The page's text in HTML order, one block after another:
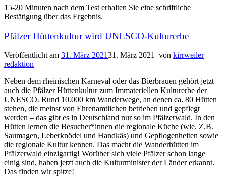
15-20 Minuten nach dem Test erhalten Sie eine schriftliche
Bestätigung über das Ergebnis.
Pfälzer Hüttenkultur wird UNESCO-Kulturerbe
Veröffentlicht am 31. März 202131. März 2021 von kirrweiler
redaktion
Neben dem rheinischen Karneval oder das Bierbrauen gehört jetzt
auch die Pfälzer Hüttenkultur zum Immateriellen Kulturerbe der
UNESCO. Rund 10.000 km Wanderwege, an denen ca. 80 Hütten
stehen, die meinst von Ehrenamtlichen betrieben und gepflegt
werden – das gibt es in Deutschland nur so im Pfälzerwald. In den
Hütten lernen die Besucher*innen die regionale Küche (wie. Z.B.
Saumagen, Leberknödel und Handkäs) und Gepflogenheiten sowie
die regionale Kultur kennen. Das macht die Wanderhütten im
Pfälzerwald einzigartig! Worüber sich viele Pfälzer schon lange
einig sind, haben jetzt auch die Kulturminister der Länder erkannt.
Das finden wir spitze!